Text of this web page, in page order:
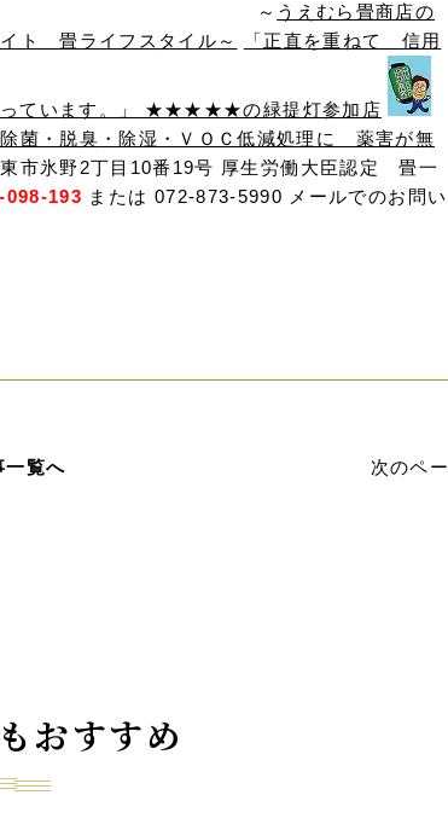
～ うえむら畳商店の
ト 畳ライフスタイル～ 「正直を重ねて 信用
います。」 ★★★★★の緑提灯参加店
除菌・脱臭・除湿・ＶＯＣ低減処理に 薬害が無
市氷野2丁目10番19号 厚生労働大臣認定 畳一
098-193 または 072-873-5990 メールでのお問い
一覧へ 次のペ
おすすめ